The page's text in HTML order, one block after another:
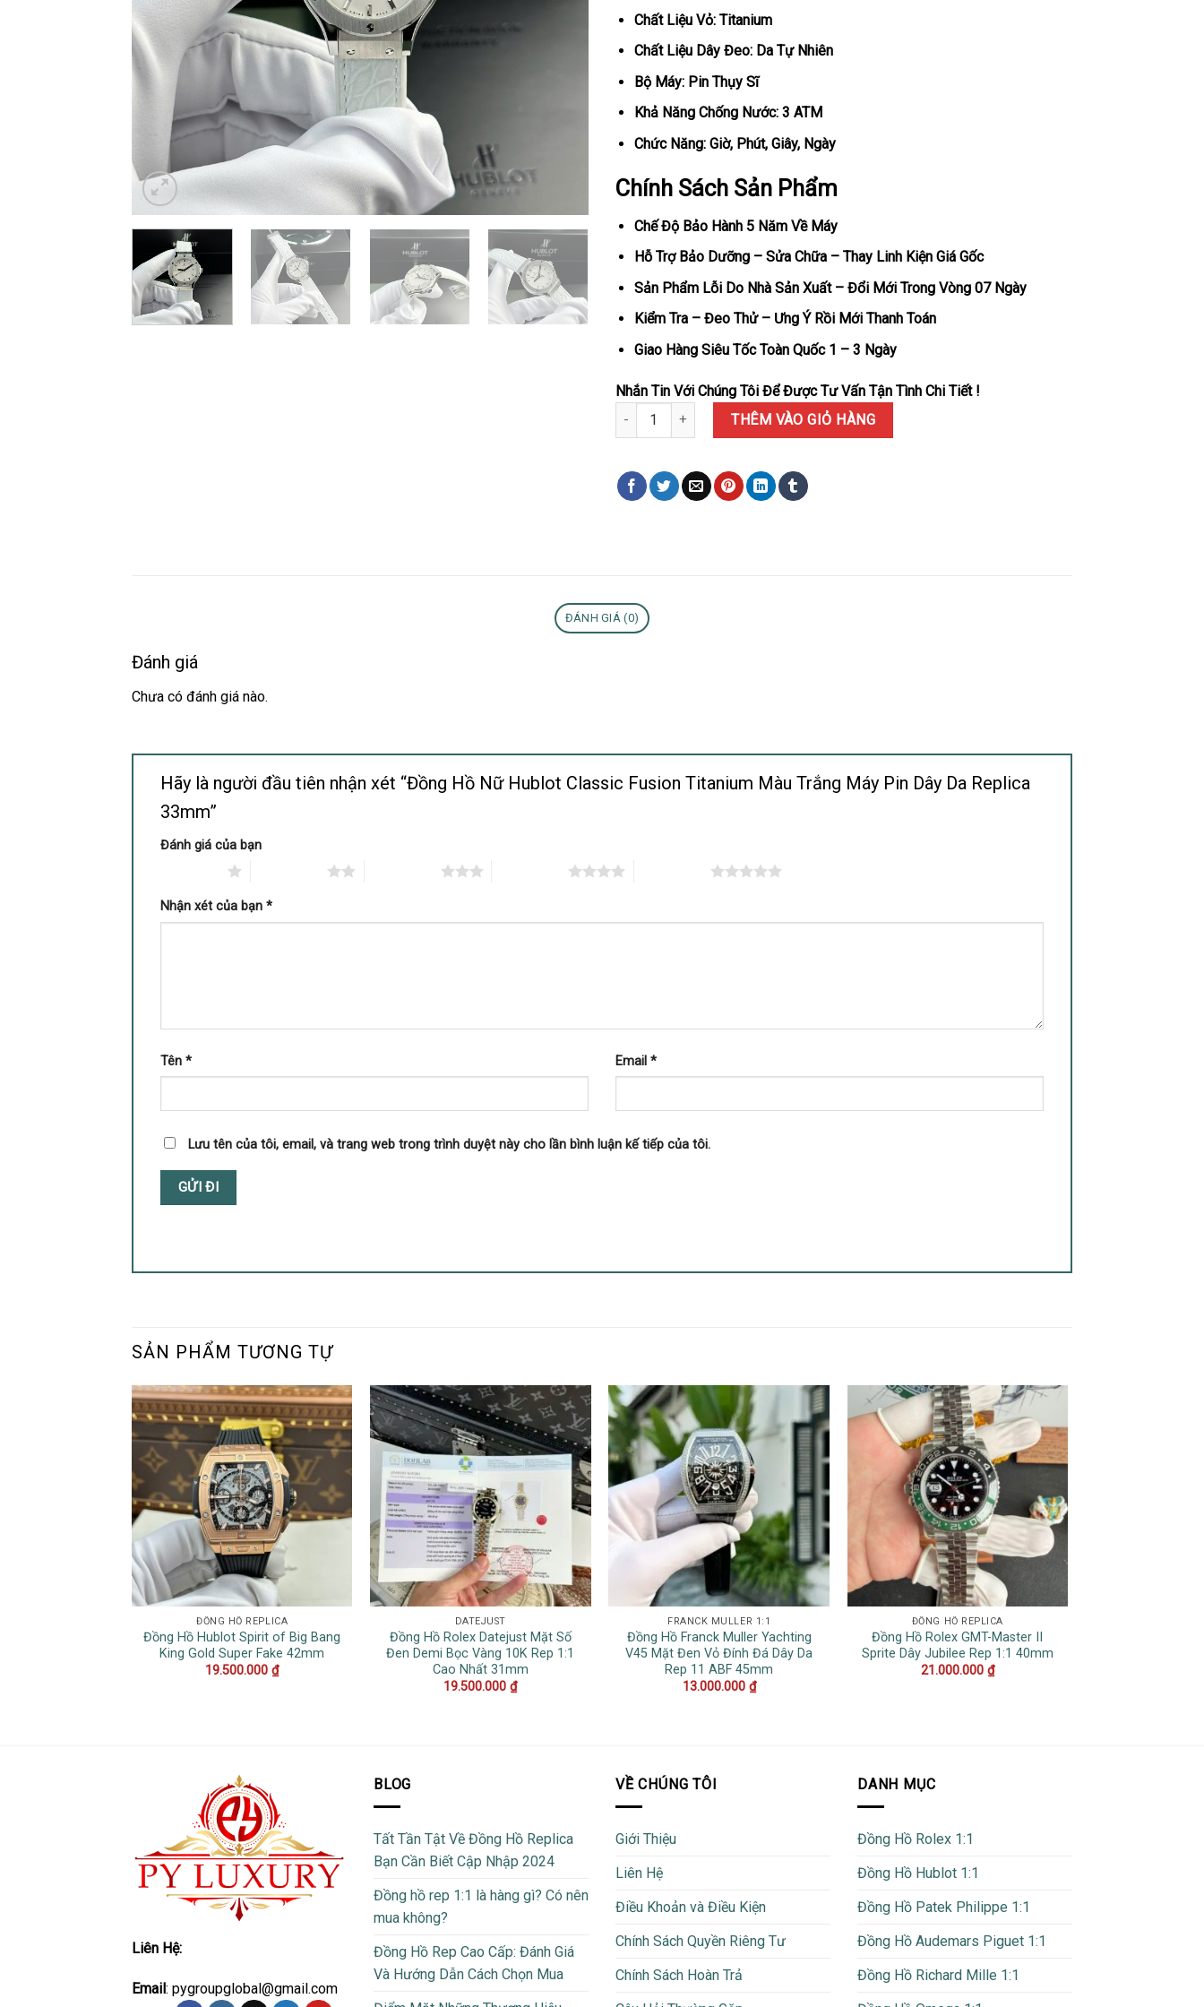
Chất Liệu Vỏ: Titanium
Chất Liệu Dây Đeo: Da Tự Nhiên
Bộ Máy: Pin Thụy Sĩ
Khả Năng Chống Nước: 3 ATM
Chức Năng: Giờ, Phút, Giây, Ngày
Chính Sách Sản Phẩm
Chế Độ Bảo Hành 5 Năm Về Máy
Hỗ Trợ Bảo Dưỡng – Sửa Chữa – Thay Linh Kiện Giá Gốc
Sản Phẩm Lỗi Do Nhà Sản Xuất – Đổi Mới Trong Vòng 07 Ngày
Kiểm Tra – Đeo Thử – Ưng Ý Rồi Mới Thanh Toán
Giao Hàng Siêu Tốc Toàn Quốc 1 – 3 Ngày
Nhắn Tin Với Chúng Tôi Để Được Tư Vấn Tận Tình Chi Tiết !
Đồng Hồ Nữ Hublot Classic Fusion Titanium Màu Trắng Máy Pin Dây Da Replica 33mm số lượng
THÊM VÀO GIỎ HÀNG
ĐÁNH GIÁ (0)
Đánh giá
Chưa có đánh giá nào.
Hãy là người đầu tiên nhận xét “Đồng Hồ Nữ Hublot Classic Fusion Titanium Màu Trắng Máy Pin Dây Da Replica
33mm”
Đánh giá của bạn
Nhận xét của bạn *
Tên * Email *
Lưu tên của tôi, email, và trang web trong trình duyệt này cho lần bình luận kế tiếp của tôi.
SẢN PHẨM TƯƠNG TỰ
ĐỒNG HỒ REPLICA
Đồng Hồ Hublot Spirit of Big Bang
King Gold Super Fake 42mm
19.500.000₫
DATEJUST
Đồng Hồ Rolex Datejust Mặt Số
Đen Demi Bọc Vàng 10K Rep 1:1
Cao Nhất 31mm
19.500.000₫
FRANCK MULLER 1:1
Đồng Hồ Franck Muller Yachting
V45 Mặt Đen Vỏ Đính Đá Dây Da
Rep 11 ABF 45mm
13.000.000 ₫
ĐỒNG HỒ REPLICA
Đồng Hồ Rolex GMT-Master II
Sprite Dây Jubilee Rep 1:1 40mm
21.000.000 ₫
Liên Hệ:
Email : pygroupglobal@gmail.com
BLOG
Tất Tần Tật Về Đồng Hồ Replica
Bạn Cần Biết Cập Nhập 2024
Đồng hồ rep 1:1 là hàng gì? Có nên
mua không?
Đồng Hồ Rep Cao Cấp: Đánh Giá
Và Hướng Dẫn Cách Chọn Mua
VỀ CHÚNG TÔI
Giới Thiệu
Liên Hệ
Điều Khoản và Điều Kiện
Chính Sách Quyền Riêng Tư
Chính Sách Hoàn Trả
DANH MỤC
Đồng Hồ Rolex 1:1
Đồng Hồ Hublot 1:1
Đồng Hồ Patek Philippe 1:1
Đồng Hồ Audemars Piguet 1:1
Đồng Hồ Richard Mille 1:1